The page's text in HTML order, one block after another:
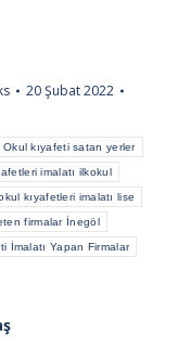
20 Şubat 2022
Okul kıyafeti satan yerler
imalatı ilkokul
kıyafetleri imalatı lise
firmalar İnegöl
İmalatı Yapan Firmalar